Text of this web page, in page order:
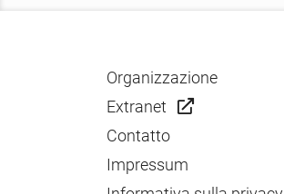
Organizzazione
Extranet
Contatto
Impressum